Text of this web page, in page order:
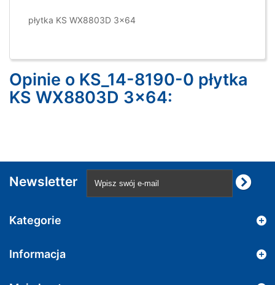
płytka KS WX8803D 3x64
Opinie o KS_14-8190-0 płytka
KS WX8803D 3x64:
Newsletter
Kategorie
Informacja